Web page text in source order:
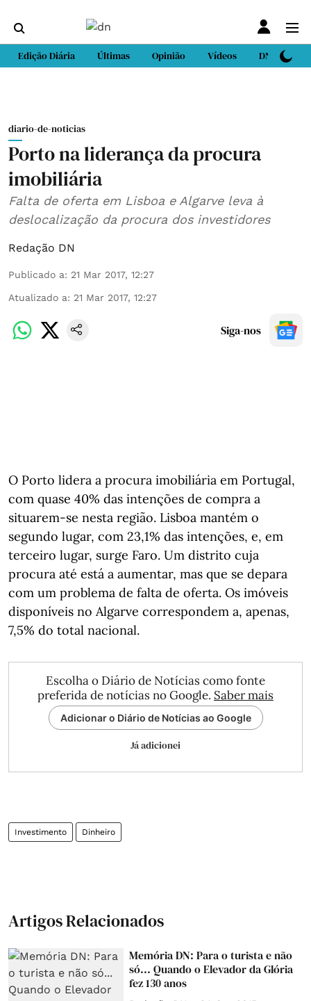
Edição Diária Últimas Opinião Vídeos DN Sport
diario-de-noticias
Porto na liderança da procura
imobiliária
Falta de oferta em Lisboa e Algarve leva à
deslocalização da procura dos investidores
Redação DN
Publicado a: 21 Mar 2017, 12:27
Atualizado a: 21 Mar 2017, 12:27
Siga-nos
O Porto lidera a procura imobiliária em Portugal,
com quase 40% das intenções de compra a
situarem-se nesta região. Lisboa mantém o
segundo lugar, com 23,1% das intenções, e, em
terceiro lugar, surge Faro. Um distrito cuja
procura até está a aumentar, mas que se depara
com um problema de falta de oferta. Os imóveis
disponíveis no Algarve correspondem a, apenas,
7,5% do total nacional.
Escolha o Diário de Notícias como fonte
preferida de notícias no Google. Saber mais
Adicionar o Diário de Notícias ao Google
Já adicionei
Investimento Dinheiro
Artigos Relacionados
Memória DN: Para o turista e não
só... Quando o Elevador da Glória
fez 130 anos